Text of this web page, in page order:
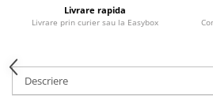
Livrare rapida
Livrare prin curier sau la Easybox
Descriere